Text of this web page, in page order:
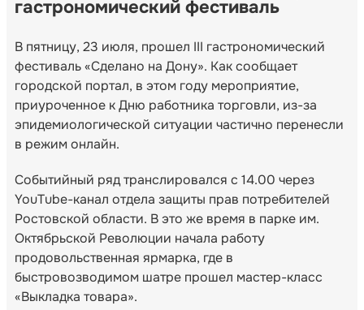
гастрономический фестиваль
В пятницу, 23 июля, прошел III гастрономический
фестиваль «Сделано на Дону». Как сообщает
городской портал, в этом году мероприятие,
приуроченное к Дню работника торговли, из-за
эпидемиологической ситуации частично перенесли
в режим онлайн.
Событийный ряд транслировался с 14.00 через
YouTube-канал отдела защиты прав потребителей
Ростовской области. В это же время в парке им.
Октябрьской Революции начала работу
продовольственная ярмарка, где в
быстровозводимом шатре прошел мастер-класс
«Выкладка товара».